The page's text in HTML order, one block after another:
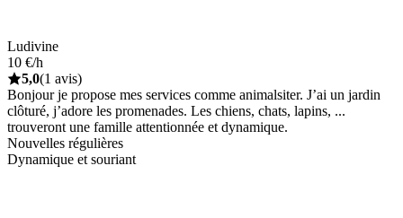
Ludivine
10 €/h
5,0(1 avis)
Bonjour je propose mes services comme animalsiter. J’ai un jardin
clôturé, j’adore les promenades. Les chiens, chats, lapins, ...
trouveront une famille attentionnée et dynamique.
Nouvelles régulières
Dynamique et souriant